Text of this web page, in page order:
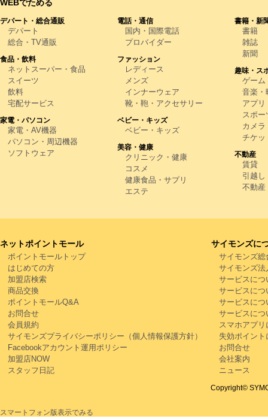
WEBでためる
デパート・総合通販
デパート
総合・TV通販
食品・飲料
ネットスーパー・食品
スイーツ
飲料
宅配サービス
家電・パソコン
家電・AV機器
パソコン・周辺機器
ソフトウェア
電話・通信
国内・国際電話
プロバイダー
ファッション
レディース
メンズ
インナーウェア
靴・鞄・アクセサリー
ベビー・キッズ
ベビー・キッズ
美容・健康
クリニック・健康
コスメ
健康食品・サプリ
エステ
書籍・新
書籍
雑誌
新聞
趣味・ス
ゲーム
音楽・
アプリ
スポー
カメラ
チケッ
不動産
賃貸
引越し
不動産
ネットポイントモール
ポイントモールトップ
はじめての方
加盟店検索
商品交換
ポイントモールQ&A
お問合せ
会員規約
サイモンズプライバシーポリシー（個人情報保護方針）
Facebookアカウント運用ポリシー
加盟店NOW
スタッフ日記
サイモンズに
サイモンズ総
サイモンズ法
サービスにつ
サービスにつ
サービスにつ
サービスにつ
スマホアプリ
失効ポイント
お問合せ
会社案内
ニュース
Copyright©
スマートフォン版表示でみる